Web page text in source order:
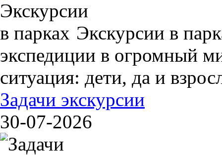
Экскурсии в
экспедиции в огромный
ситуация: дети, да и
Задачи экскурсии
30-07-2026